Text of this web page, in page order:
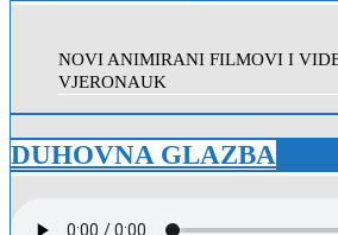
NOVI ANIMIRANI FILMOVI I
VJERONAUK
DUHOVNA GLAZBA